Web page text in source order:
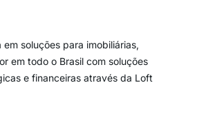
soluções para imobiliárias,
em todo o Brasil com soluções
e financeiras através da Loft